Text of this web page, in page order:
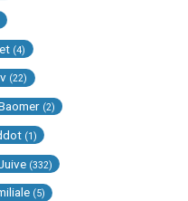
(4)
(22)
(2)
(1)
(332)
(5)